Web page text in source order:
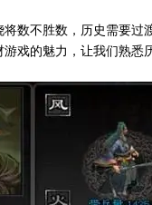
不胜数，历史需要过
戏的魅力，让我们熟悉